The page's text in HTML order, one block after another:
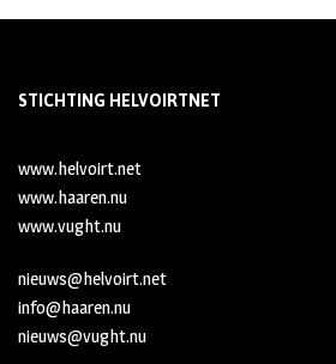
STICHTING HELVOIRTNET
www.helvoirt.net
www.haaren.nu
www.vught.nu
nieuws@helvoirt.net
info@haaren.nu
nieuws@vught.nu